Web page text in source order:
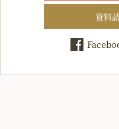
資料